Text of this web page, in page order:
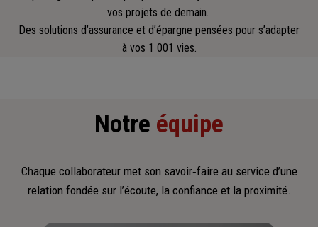
vos projets de demain.
Des solutions d’assurance et d’épargne pensées pour s’adapter
à vos 1 001 vies.
Notre équipe
Chaque collaborateur met son savoir‑faire au service d’une
relation fondée sur l’écoute, la confiance et la proximité.